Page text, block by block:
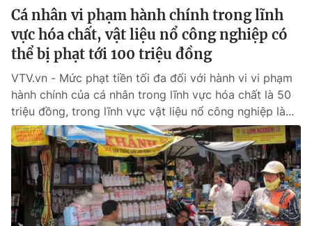
Góc doanh nghiệp
Truyền hình
Phim VTV
Hậu trường
Nhân vật
Khán giả
Giải sao mai
Giải trí
Điện ảnh
Âm nhạc
Sao
Đời sống
Du lịch
Làm đẹp
Chất lượng cuộc sống
Giáo dục
Tuyển sinh
Học trực tuyến
Công nghệ
Hitech Công nghệ tương lai
Giao lưu trực tuyến
Cá nhân vi phạm hành chính trong lĩnh
vực hóa chất, vật liệu nổ công nghiệp có
thể bị phạt tới 100 triệu đồng
VTV.vn - Mức phạt tiền tối đa đối với hành vi vi phạm
hành chính của cá nhân trong lĩnh vực hóa chất là 50
triệu đồng, trong lĩnh vực vật liệu nổ công nghiệp là...